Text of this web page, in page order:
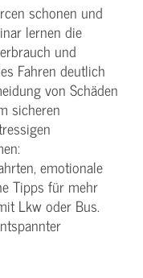
schonen und
lernen die
und
Fahren deutlich
von Schäden
sicheren
emotionale
Tipps für mehr
Lkw oder Bus.